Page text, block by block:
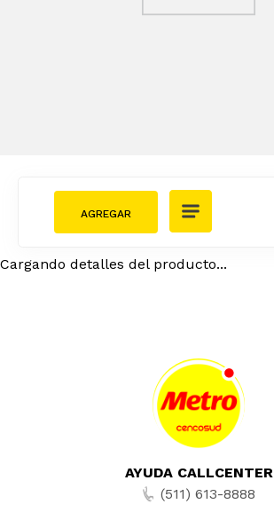
Cargando detalles del producto...
AYUDA CALLCENTER
(511) 613-8888